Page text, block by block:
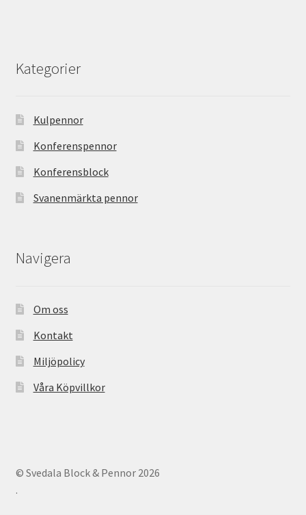
Kategorier
Kulpennor
Konferenspennor
Konferensblock
Svanenmärkta pennor
Navigera
Om oss
Kontakt
Miljöpolicy
Våra Köpvillkor
© Svedala Block & Pennor 2026
.